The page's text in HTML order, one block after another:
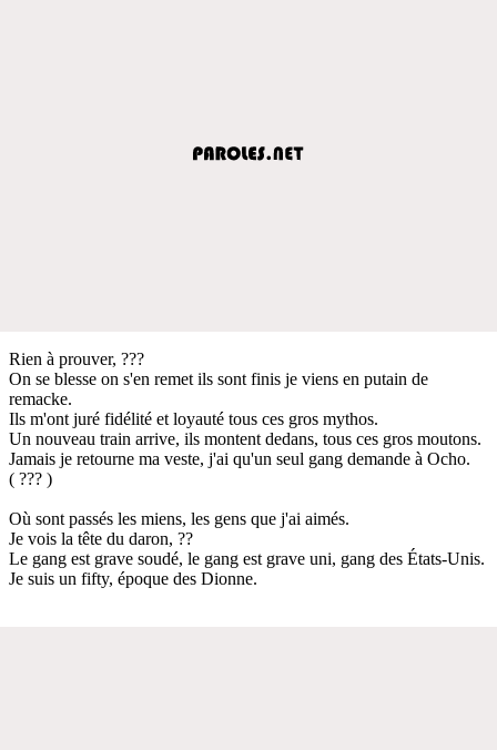
Rien à prouver, ???
On se blesse on s'en remet ils sont finis je viens en putain de
remacke.
Ils m'ont juré fidélité et loyauté tous ces gros mythos.
Un nouveau train arrive, ils montent dedans, tous ces gros moutons.
Jamais je retourne ma veste, j'ai qu'un seul gang demande à Ocho.
( ??? )
Où sont passés les miens, les gens que j'ai aimés.
Je vois la tête du daron, ??
Le gang est grave soudé, le gang est grave uni, gang des États-Unis.
Je suis un fifty, époque des Dionne.